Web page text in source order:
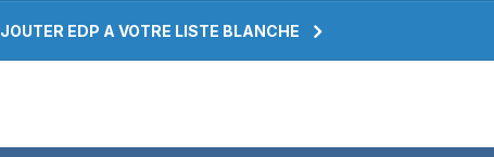
EDP A VOTRE LISTE BLANCHE